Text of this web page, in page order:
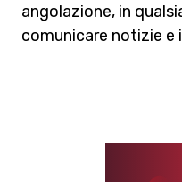
angolazione, in
comunicare notizie